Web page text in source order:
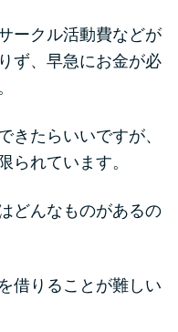
方向け
診断
Q&A
ークル活動費などが
ず、早急にお金が必
きたらいいですが、
られています。
どんなものがあるの
借りることが難しい